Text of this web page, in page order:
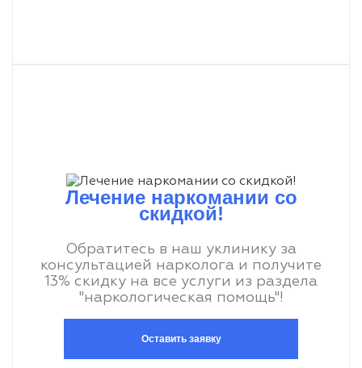
Лечение наркомании со
скидкой!
Обратитесь в наш уклинику за
консультацией нарколога и получите
13% скидку на все услуги из раздела
"наркологическая помощь"!
Оставить заявку